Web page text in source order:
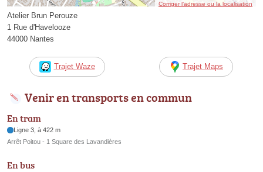
Corriger l’adresse ou la localisation
Atelier Brun Perouze
1 Rue d'Havelooze
44000 Nantes
Trajet Waze Trajet Maps
Venir en transports en commun
En tram
Ligne 3, à 422 m
Arrêt Poitou - 1 Square des Lavandières
En bus